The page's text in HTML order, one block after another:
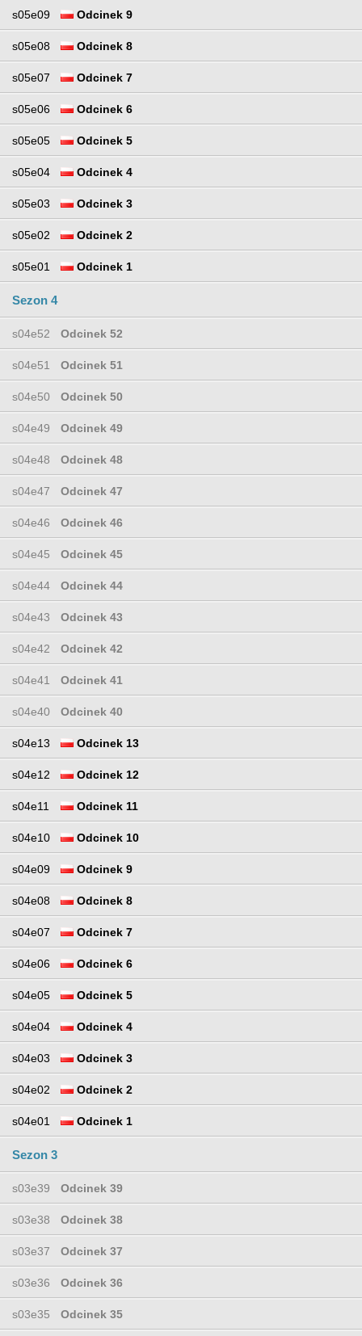
s05e09 Odcinek 9
s05e08 Odcinek 8
s05e07 Odcinek 7
s05e06 Odcinek 6
s05e05 Odcinek 5
s05e04 Odcinek 4
s05e03 Odcinek 3
s05e02 Odcinek 2
s05e01 Odcinek 1
Sezon 4
s04e52 Odcinek 52
s04e51 Odcinek 51
s04e50 Odcinek 50
s04e49 Odcinek 49
s04e48 Odcinek 48
s04e47 Odcinek 47
s04e46 Odcinek 46
s04e45 Odcinek 45
s04e44 Odcinek 44
s04e43 Odcinek 43
s04e42 Odcinek 42
s04e41 Odcinek 41
s04e40 Odcinek 40
s04e13 Odcinek 13
s04e12 Odcinek 12
s04e11 Odcinek 11
s04e10 Odcinek 10
s04e09 Odcinek 9
s04e08 Odcinek 8
s04e07 Odcinek 7
s04e06 Odcinek 6
s04e05 Odcinek 5
s04e04 Odcinek 4
s04e03 Odcinek 3
s04e02 Odcinek 2
s04e01 Odcinek 1
Sezon 3
s03e39 Odcinek 39
s03e38 Odcinek 38
s03e37 Odcinek 37
s03e36 Odcinek 36
s03e35 Odcinek 35